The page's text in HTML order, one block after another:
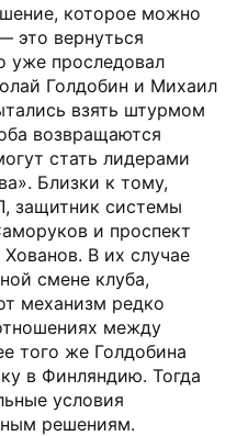
которое можно
это вернуться
уже проследовал
Голдобин и Михаил
взять штурмом
возвращаются
стать лидерами
Близки к тому,
защитник системы
и проспект
В их случае
смене клуба,
механизм редко
между
того же Голдобина
в Финляндию. Тогда
условия
решениям.